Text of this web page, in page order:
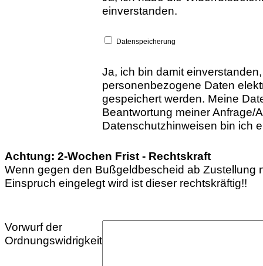
einverstanden.
Datenspeicherung
Ja, ich bin damit
personenbezogene Daten
gespeichert werden. Meine
Beantwortung meiner Anfrage/
Datenschutzhinweisen bin ich
Achtung: 2-Wochen Frist - Rechtskraft
Wenn gegen den Bußgeldbescheid ab Zustellung
Einspruch eingelegt wird ist dieser rechtskräftig!!
Vorwurf der
Ordnungswidrigkeit